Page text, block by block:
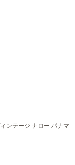
ンテージ ナロー パナマ